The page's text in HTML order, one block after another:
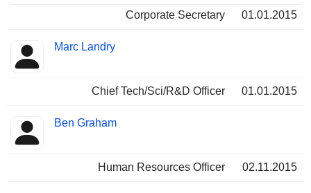
Corporate Secretary
01.01.2015
Marc Landry
Chief Tech/Sci/R&D Officer 01.01.2015
Ben Graham
Human Resources Officer 02.11.2015